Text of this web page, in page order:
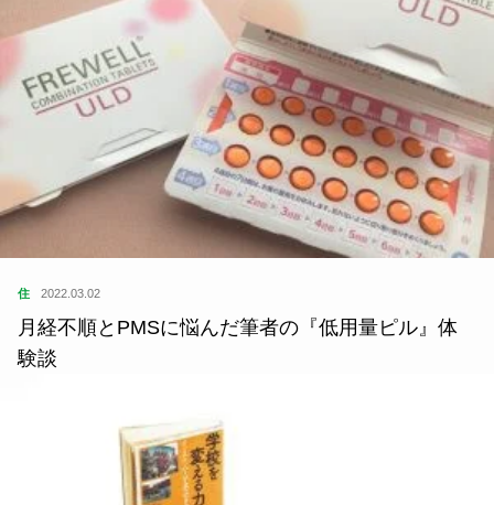
住 2022.03.02
月経不順とPMSに悩んだ筆者の『低用量ピル』体
験談